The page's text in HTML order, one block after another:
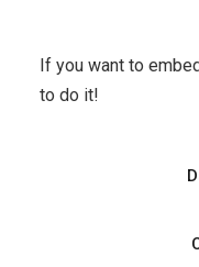
If you want to
to do it!